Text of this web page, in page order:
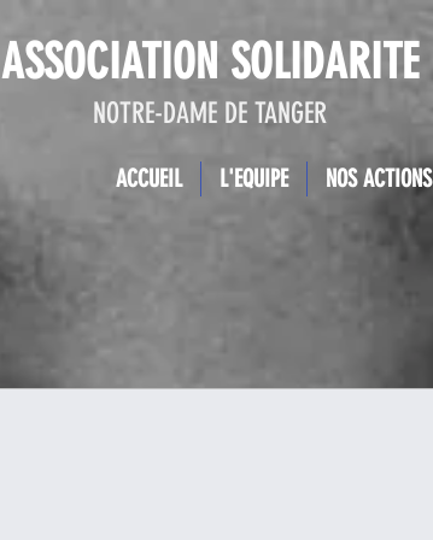
ASSOCIATION SOLIDARITE
NOTRE-DAME DE TANGER
ACCUEIL L'EQUIPE NOS ACTIONS